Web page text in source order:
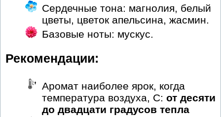
Сердечные тона: магнолия, белый
цветы, цветок апельсина, жасмин.
Базовые ноты: мускус.
Рекомендации:
Аромат наиболее ярок, когда
температура воздуха, С: от десяти
до двадцати градусов тепла